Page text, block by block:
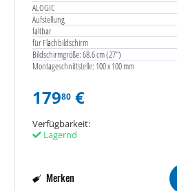
ALOGIC
Aufstellung
faltbar
für Flachbildschirm
Bildschirmgröße: 68.6 cm (27")
Montageschnittstelle: 100 x 100 mm
17980 €
Verfügbarkeit:
Lagernd
Merken